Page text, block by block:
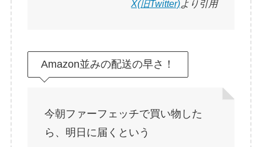
X(旧Twitter)より引用
Amazon並みの配送の早さ！
今朝ファーフェッチで買い物した
ら、明日に届くという